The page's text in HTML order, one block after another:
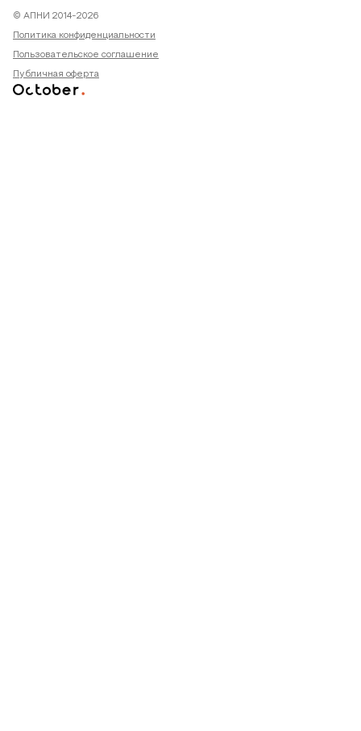
© АПНИ 2014-2026
Политика конфиденциальности
Пользовательское соглашение
Публичная оферта